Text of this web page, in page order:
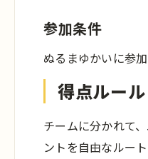
参加条件
ぬるまゆかいに参
得点ルール
チームに分かれて
ントを自由なルー